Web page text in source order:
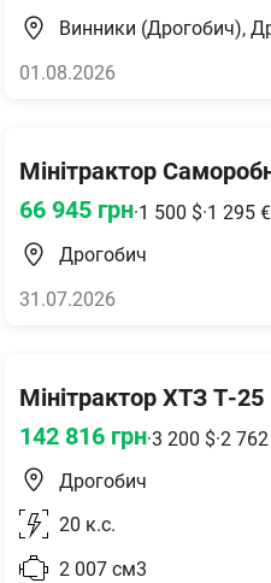
Винники (Дрогобич),
01.08.2026
Мінітрактор
66 945 грн·1 500 $·1 295 €
Дрогобич
31.07.2026
Мінітрактор ХТЗ Т-25
142 816 грн·3 200 $·2 762
Дрогобич
20 к.с.
2 007 см3